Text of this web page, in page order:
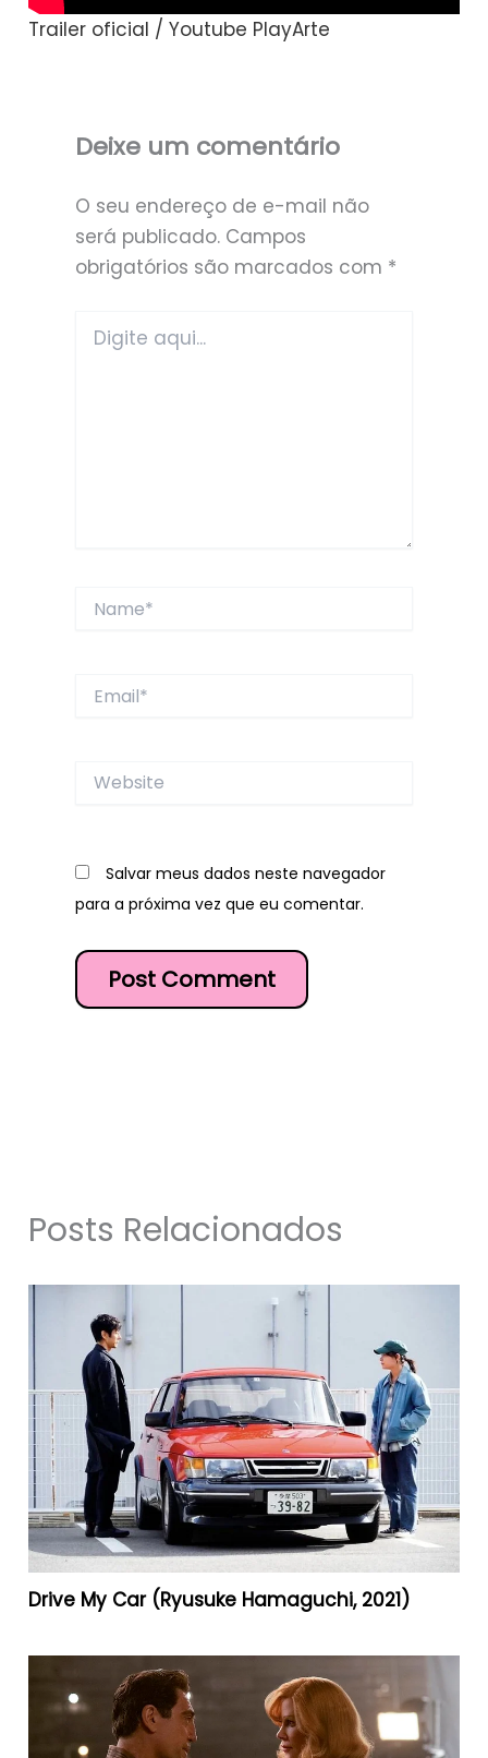
Trailer oficial / Youtube PlayArte
Deixe um comentário
O seu endereço de e-mail não
será publicado. Campos
obrigatórios são marcados com *
aqui...
Website
Salvar meus dados neste navegador
para a próxima vez que eu comentar.
Posts Relacionados
Drive My Car (Ryusuke Hamaguchi, 2021)